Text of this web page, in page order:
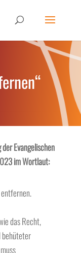
Evangelischen
im Wortlaut:
das Recht,
behüteter